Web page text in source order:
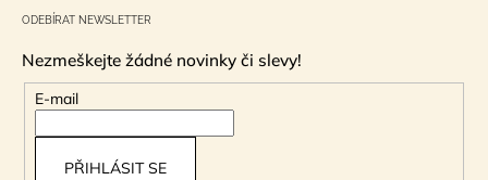
ODEBÍRAT NEWSLETTER
Nezmeškejte žádné novinky či slevy!
E-mail
PŘIHLÁSIT SE